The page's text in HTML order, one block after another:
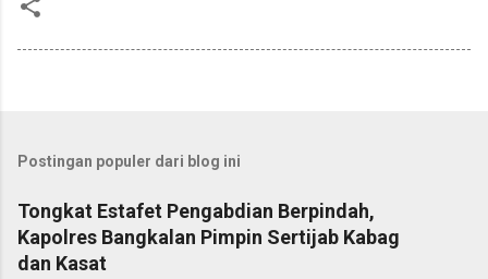
Postingan populer dari blog ini
Tongkat Estafet Pengabdian Berpindah,
Kapolres Bangkalan Pimpin Sertijab Kabag
dan Kasat